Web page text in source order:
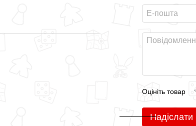
Оцініть товар
Надіслати